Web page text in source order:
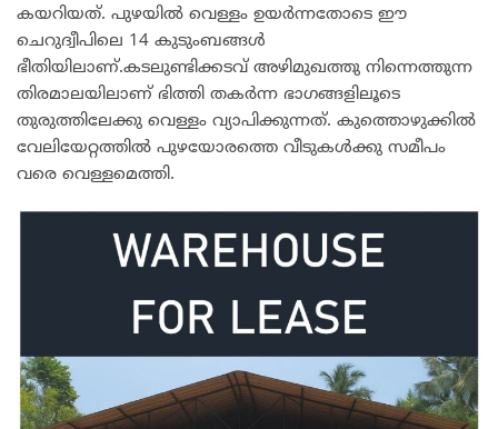
കയറിയത്. പുഴയിൽ വെള്ളം ഉയർന്നതോടെ ഈ
ചെറുദ്വീപിലെ 14 കുടുംബങ്ങൾ
ഭീതിയിലാണ്.കടലുണ്ടിക്കടവ് അഴിമുഖത്തു നിന്നെത്തുന്ന
തിരമാലയിലാണ് ഭിത്തി തകർന്ന ഭാഗങ്ങളിലൂടെ
തുരുത്തിലേക്കു വെള്ളം വ്യാപിക്കുന്നത്. കുത്തൊഴുക്കിൽ
വേലിയേറ്റത്തിൽ പുഴയോരത്തെ വീടുകൾക്കു സമീപം
വരെ വെള്ളമെത്തി.